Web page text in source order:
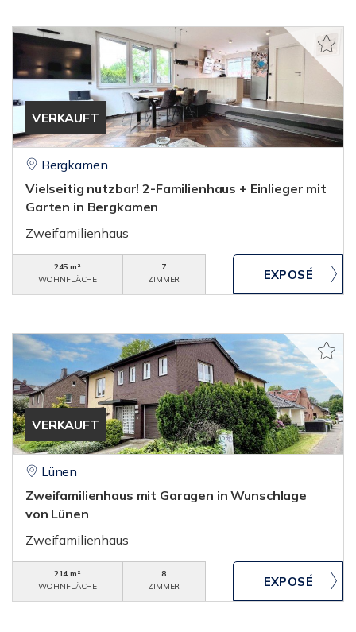
VERKAUFT
Bergkamen
Vielseitig nutzbar! 2-Familienhaus + Einlieger mit
Garten in Bergkamen
Zweifamilienhaus
245 m²
WOHNFLÄCHE
7
ZIMMER
VERKAUFT
Lünen
Zweifamilienhaus mit Garagen in Wunschlage
von Lünen
Zweifamilienhaus
214 m²
WOHNFLÄCHE
8
ZIMMER